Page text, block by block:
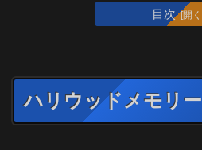
目次
ハリウッドメモリー